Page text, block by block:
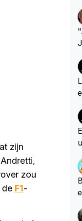
zijn
zou
de F1-